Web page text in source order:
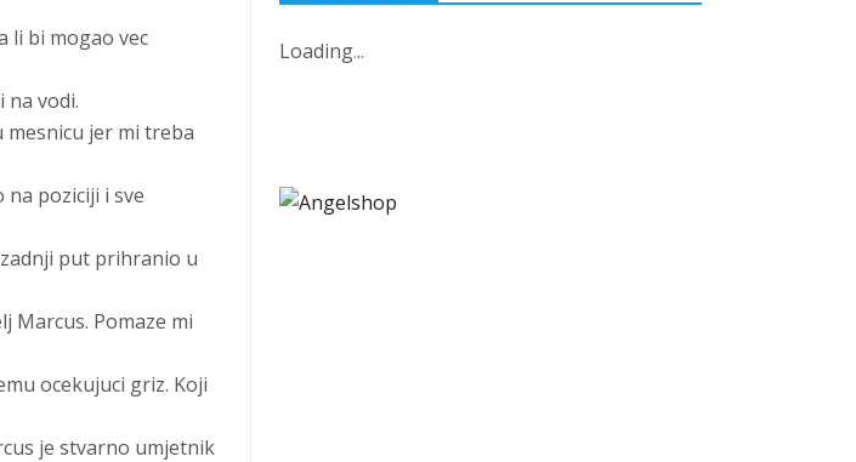
li bi mogao vec
na vodi.
jer mi treba
poziciji i sve
put prihranio u
Marcus. Pomaze mi
ocekujuci griz. Koji
je stvarno umjetnik
Loading...